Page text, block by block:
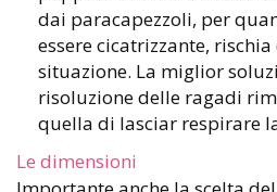
dai paracapezzoli, per
essere cicatrizzante,
situazione. La miglior
risoluzione delle ragadi
quella di lasciar respirare
Le dimensioni